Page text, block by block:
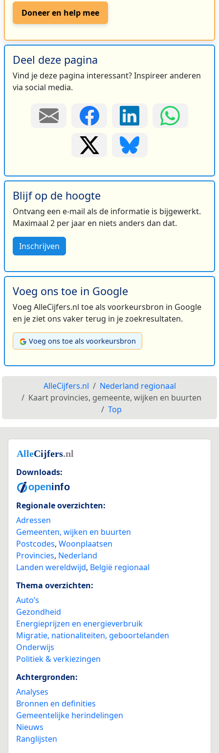
Doneer en help mee
Deel deze pagina
Vind je deze pagina interessant? Inspireer anderen
via social media.
Blijf op de hoogte
Ontvang een e-mail als de informatie is bijgewerkt.
Maximaal 2 per jaar en niets anders dan dat.
Inschrijven
Voeg ons toe in Google
Voeg AlleCijfers.nl toe als voorkeursbron in Google
en je ziet ons vaker terug in je zoekresultaten.
Voeg ons toe als voorkeursbron
AlleCijfers.nl
Nederland regionaal
Kaart provincies, gemeente, wijken en buurten
Top
Downloads:
Regionale overzichten:
Adressen
Gemeenten, wijken en buurten
Postcodes, Woonplaatsen
Provincies, Nederland
Landen wereldwijd, België regionaal
Thema overzichten:
Auto’s
Gezondheid
Energieprijzen en energieverbruik
Migratie, nationaliteiten, geboortelanden
Onderwijs
Politiek & verkiezingen
Achtergronden:
Analyses
Bronnen en definities
Gemeentelijke herindelingen
Nieuws
Ranglijsten